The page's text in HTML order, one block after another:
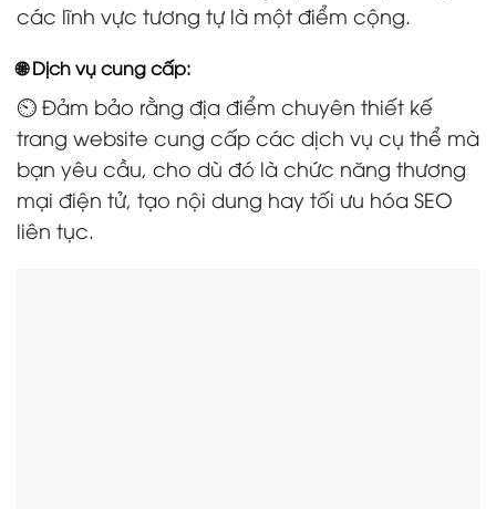
các lĩnh vực tương tự là một điểm cộng.
🌐 Dịch vụ cung cấp:
⏲️ Đảm bảo rằng địa điểm chuyên thiết kế
trang website cung cấp các dịch vụ cụ thể mà
bạn yêu cầu, cho dù đó là chức năng thương
mại điện tử, tạo nội dung hay tối ưu hóa SEO
liên tục.